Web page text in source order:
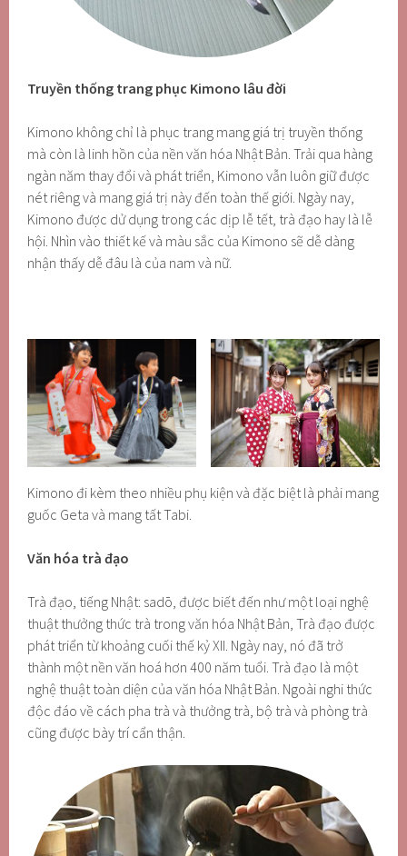
Truyền thống trang phục Kimono lâu đời
Kimono không chỉ là phục trang mang giá trị truyền thống
mà còn là linh hồn của nền văn hóa Nhật Bản. Trải qua hàng
ngàn năm thay đổi và phát triển, Kimono vẫn luôn giữ được
nét riêng và mang giá trị này đến toàn thế giới. Ngày nay,
Kimono được dử dụng trong các dịp lễ tết, trà đạo hay là lễ
hội. Nhìn vào thiết kế và màu sắc của Kimono sẽ dễ dàng
nhận thấy dễ đâu là của nam và nữ.
Kimono đi kèm theo nhiều phụ kiện và đặc biệt là phải mang
guốc Geta và mang tất Tabi.
Văn hóa trà đạo
Trà đạo, tiếng Nhật: sadō, được biết đến như một loại nghệ
thuật thưởng thức trà trong văn hóa Nhật Bản, Trà đạo được
phát triển từ khoảng cuối thế kỷ XII. Ngày nay, nó đã trở
thành một nền văn hoá hơn 400 năm tuổi. Trà đạo là một
nghệ thuật toàn diện của văn hóa Nhật Bản. Ngoài nghi thức
độc đáo về cách pha trà và thưởng trà, bộ trà và phòng trà
cũng được bày trí cẩn thận.